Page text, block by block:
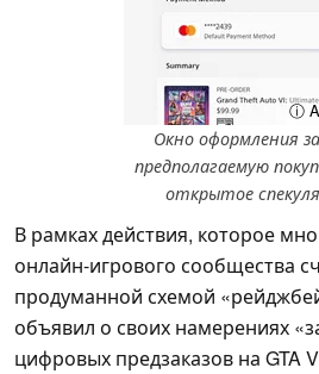
ⓘ
Окно оформления
предполагаемую
открытое
В рамках действия, которое
онлайн-игрового сообщества
продуманной схемой
объявил о своих намерениях
цифровых предзаказов на GTA